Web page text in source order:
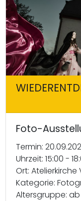
Foto-
Termin:
Uhrzeit: 15:00 -
Ort:
Kategorie:
Altersgruppe: